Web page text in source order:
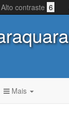
Alto contraste 6
Mais